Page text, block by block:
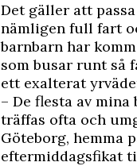
Det gäller att
nämligen full fart
barnbarn har
som busar runt så
ett exalterat
– De flesta av
träffas ofta och
Göteborg, hemma
eftermiddagsfikat